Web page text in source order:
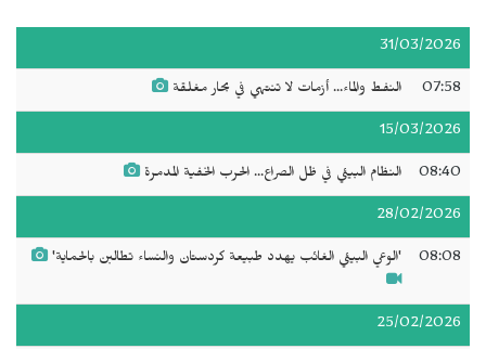
31/03/2026
07:58 النفط والماء... أزمات لا تنتهي في بحار مغلقة
15/03/2026
08:40 النظام البيئي في ظل الصراع... الحرب الخفية المدمرة
28/02/2026
08:08 'الوعي البيئي الغائب يهدد طبيعة كردستان والنساء تطالبن بالحماية'
25/02/2026